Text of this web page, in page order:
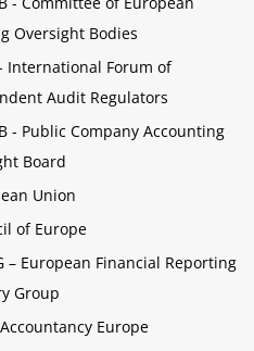
Oversight Bodies
- International Forum of
Audit Regulators
- Public Company Accounting
Board
Union
of Europe
– European Financial Reporting
Group
Europe